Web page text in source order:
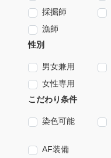
採掘師
漁師
性別
男女兼用
女性専用
こだわり条件
染色可能
AF装備